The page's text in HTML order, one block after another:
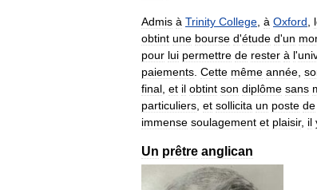
Admis à Trinity College à Oxford
obtint une bourse d'étude d'un
pour lui permettre de rester à l'
paiements Cette même année
final et il obtint son diplôme sans
particuliers et sollicita un poste de
immense soulagement et plaisir, il
Un prêtre anglican